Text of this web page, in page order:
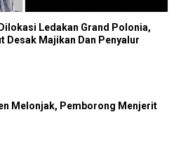
Ledakan Grand Polonia,
Desak Majikan Dan Penyalur
Melonjak, Pemborong Menjerit